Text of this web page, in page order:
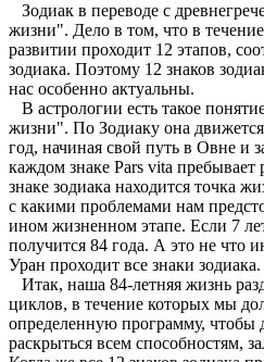
Зодиак в переводе с
жизни". Дело в том, что в
развитии проходит 12 этапов,
зодиака. Поэтому 12 знаков
нас особенно актуальны.
В астрологии есть такое
жизни". По Зодиаку она движется
год, начиная свой путь в Овне и
каждом знаке Pars vita пребывает
знаке зодиака находится точка
с какими проблемами нам
ином жизненном этапе. Если 7
получится 84 года. А это не что
Уран проходит все знаки зодиака.
Итак, наша 84-летняя жизнь
циклов, в течение которых мы
определенную программу, чтобы
раскрыться всем способностям,